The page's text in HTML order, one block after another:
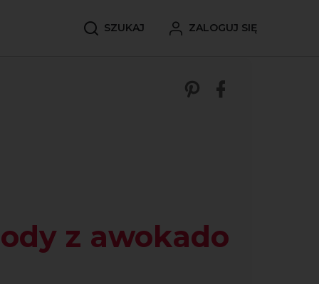
SZUKAJ ZALOGUJ SIĘ
z awokado
Zobacz nasze
Udostępnij